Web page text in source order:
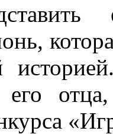
его